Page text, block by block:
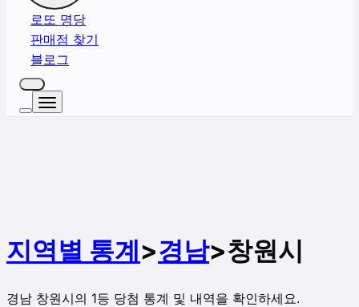
로또 명당
판매점 찾기
블로그
지역별 통계>경남>창원시
경남 창원시의 1등 당첨 통계 및 내역을 확인하세요.